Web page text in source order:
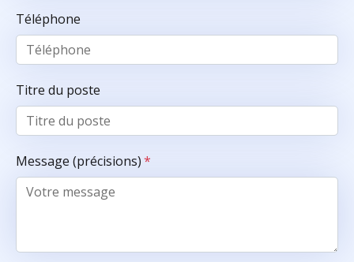
Téléphone
Titre du poste
Message (précisions)*